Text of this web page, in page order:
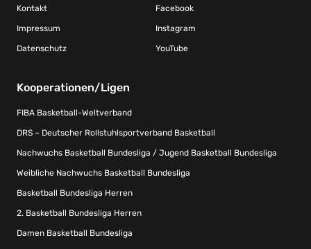
Kontakt
Impressum
Datenschutz
Facebook
Instagram
YouTube
Kooperationen/Ligen
FIBA Basketball-Weltverband
DRS – Deutscher Rollstuhlsportverband Basketball
Nachwuchs Basketball Bundesliga / Jugend Basketball Bundesliga
Weibliche Nachwuchs Basketball Bundesliga
Basketball Bundesliga Herren
2. Basketball Bundesliga Herren
Damen Basketball Bundesliga